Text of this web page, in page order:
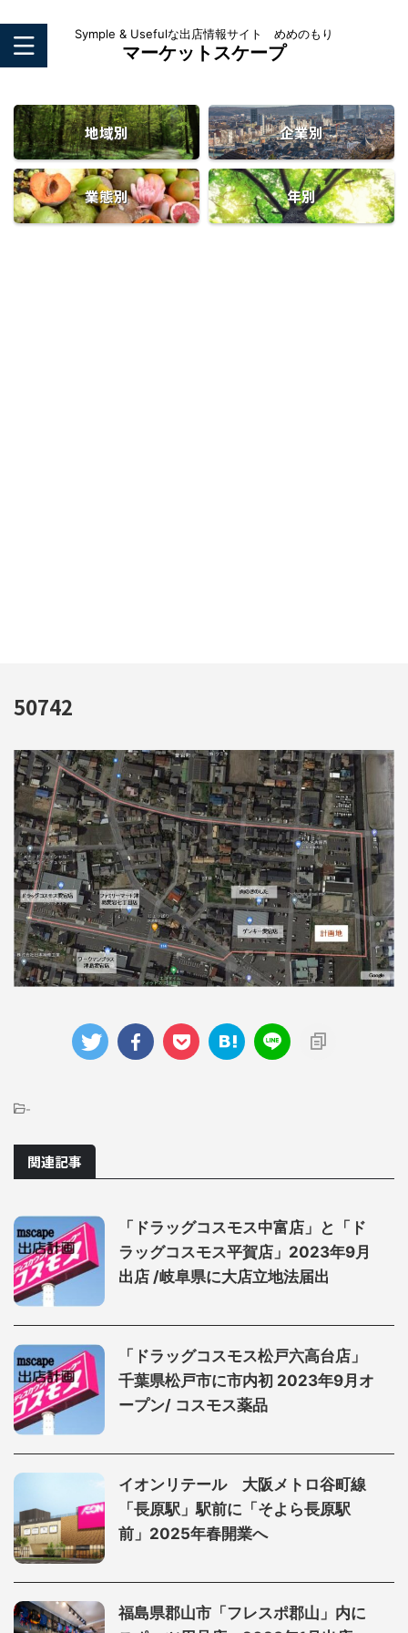
Symple & Usefulな出店情報サイト めめのもり
マーケットスケープ
地域別 企業別
業態別 年別
50742
-
関連記事
「ドラッグコスモス中富店」と「ド
ラッグコスモス平賀店」2023年9月
出店 /岐阜県に大店立地法届出
「ドラッグコスモス松戸六高台店」
千葉県松戸市に市内初 2023年9月オ
ープン/ コスモス薬品
イオンリテール 大阪メトロ谷町線
「長原駅」駅前に「そよら長原駅
前」2025年春開業へ
福島県郡山市「フレスポ郡山」内に